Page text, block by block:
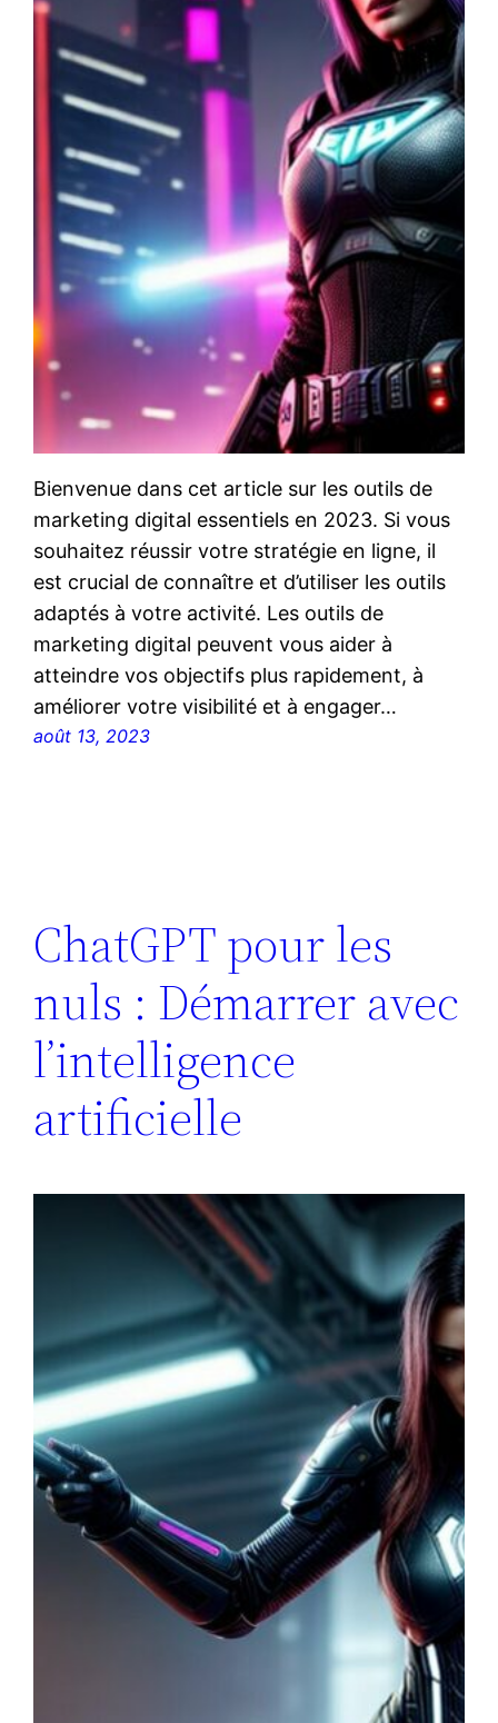
Bienvenue dans cet article sur les outils de
marketing digital essentiels en 2023. Si vous
souhaitez réussir votre stratégie en ligne, il
est crucial de connaître et d’utiliser les outils
adaptés à votre activité. Les outils de
marketing digital peuvent vous aider à
atteindre vos objectifs plus rapidement, à
améliorer votre visibilité et à engager…
août 13, 2023
ChatGPT pour les
nuls : Démarrer avec
l’intelligence
artificielle